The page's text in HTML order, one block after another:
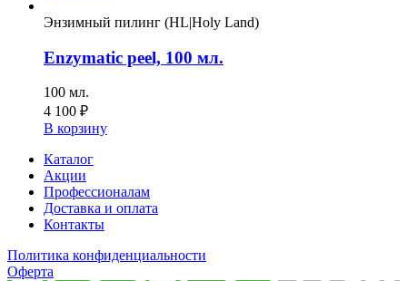
Энзимный пилинг (HL|Holy Land)
Enzymatic peel, 100 мл.
100 мл.
4 100 ₽
В корзину
Каталог
Акции
Профессионалам
Доставка и оплата
Контакты
Политика конфиденциальности
Оферта